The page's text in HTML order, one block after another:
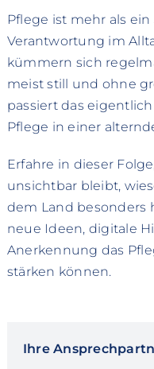
Pflege ist mehr als
Verantwortung im
kümmern sich
meist still und ohne
passiert das
Pflege in einer
Erfahre in dieser
unsichtbar bleibt,
dem Land besonders
neue Ideen, digitale
Anerkennung das
stärken können.
Ihre